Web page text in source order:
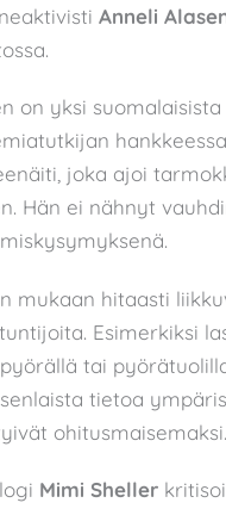
Anneli
on yksi
joka ajoi
Hän ei nähnyt
mukaan hitaasti
Esimerkiksi
tai
tietoa
ohitusmaisemaksi.
Mimi Sheller